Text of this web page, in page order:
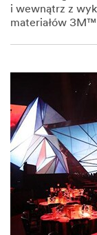
i wewnątrz z
materiałów
1,